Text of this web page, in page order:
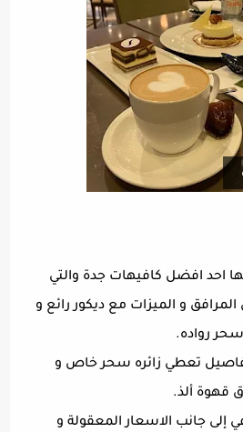
احد افضل كافيهات جدة والتي
و الميزات مع ديكور رائع و
رواده.
تعطي زائره سحر خاص و
قهوة ألذ.
إلى جانب الاسعار المعقولة و